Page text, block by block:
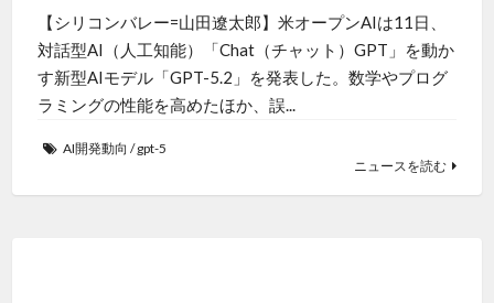
【シリコンバレー=山田遼太郎】米オープンAIは11日、
対話型AI（人工知能）「Chat（チャット）GPT」を動か
す新型AIモデル「GPT-5.2」を発表した。数学やプログ
ラミングの性能を高めたほか、誤...
AI開発動向 /gpt-5
ニュースを読む